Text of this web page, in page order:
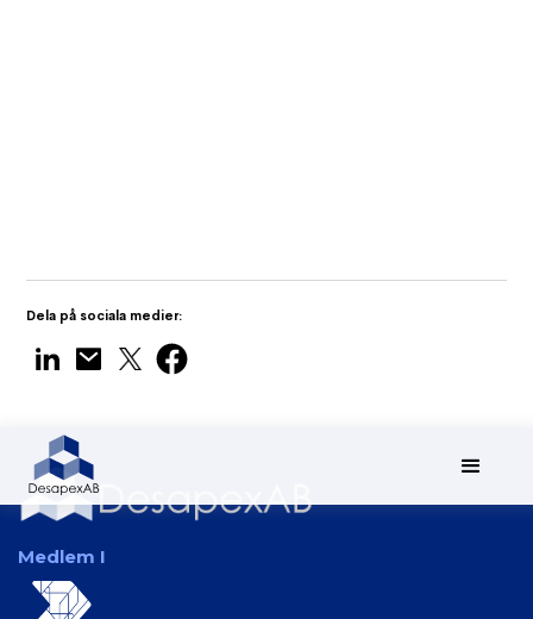
Dela på sociala medier:
Medlem I